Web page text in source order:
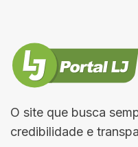
O site que busca
credibilidade e